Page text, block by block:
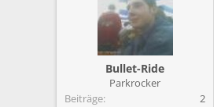
Bullet-Ride
Parkrocker
Beiträge
2